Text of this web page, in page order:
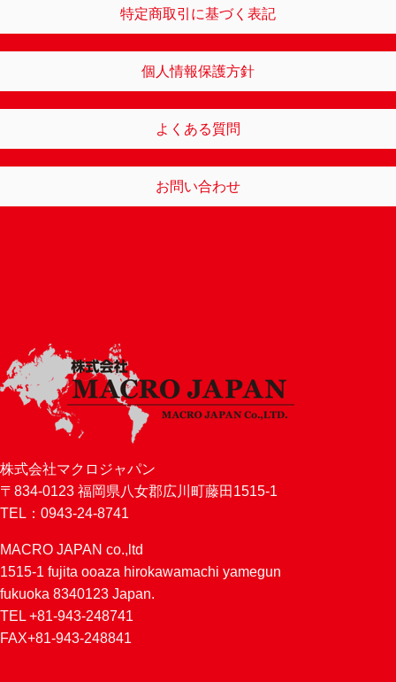
特定商取引に基づく表記
個人情報保護方針
よくある質問
お問い合わせ
株式会社マクロジャパン
〒834-0123 福岡県八女郡広川町藤田1515-1
TEL：0943-24-8741
MACRO JAPAN co.,ltd
1515-1 fujita ooaza hirokawamachi yamegun
fukuoka 8340123 Japan.
TEL +81-943-248741
FAX+81-943-248841